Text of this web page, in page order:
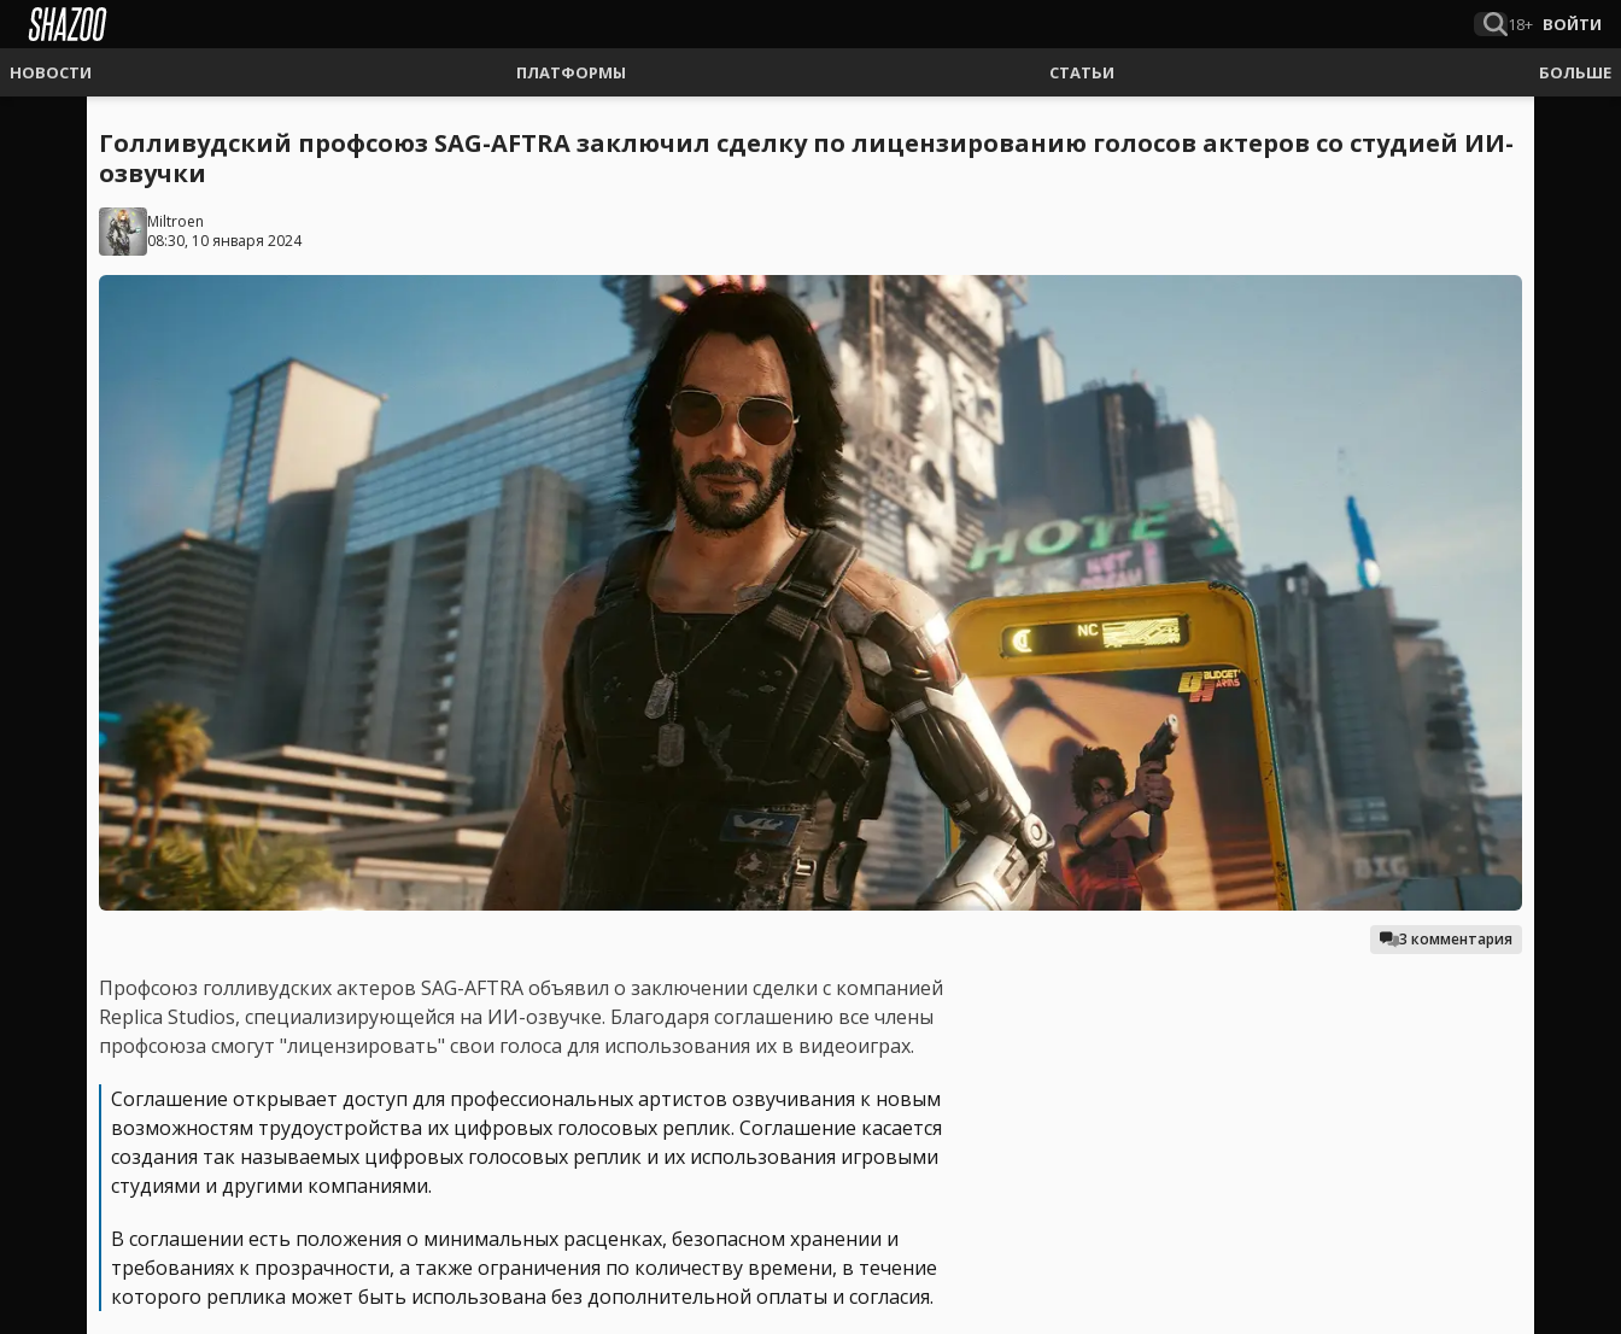
18+ ВОЙТИ
НОВОСТИ ПЛАТФОРМЫ СТАТЬИ БОЛЬШЕ
Голливудский профсоюз SAG-AFTRA заключил сделку по лицензированию голосов актеров со студией ИИ-
озвучки
Miltroen
08:30, 10 января 2024
3 комментария
Профсоюз голливудских актеров SAG-AFTRA объявил о заключении сделки с компанией
Replica Studios, специализирующейся на ИИ-озвучке. Благодаря соглашению все члены
профсоюза смогут "лицензировать" свои голоса для использования их в видеоиграх.
Соглашение открывает доступ для профессиональных артистов озвучивания к новым
возможностям трудоустройства их цифровых голосовых реплик. Соглашение касается
создания так называемых цифровых голосовых реплик и их использования игровыми
студиями и другими компаниями.
В соглашении есть положения о минимальных расценках, безопасном хранении и
требованиях к прозрачности, а также ограничения по количеству времени, в течение
которого реплика может быть использована без дополнительной оплаты и согласия.